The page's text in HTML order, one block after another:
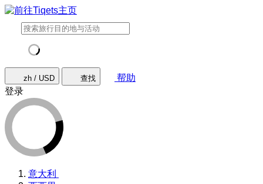
zh / USD 查找
帮助
登录
意大利